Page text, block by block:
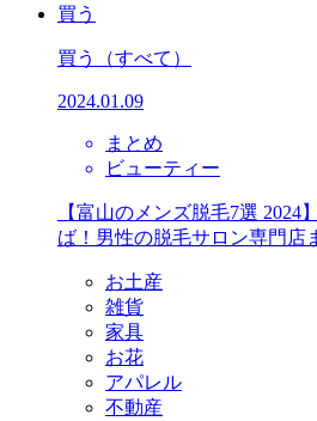
買う
買う （すべて）
2024.01.09
まとめ
ビューティー
【富山のメンズ脱毛7選 2024
ば！男性の脱毛サロン専門店
お土産
雑貨
家具
お花
アパレル
不動産